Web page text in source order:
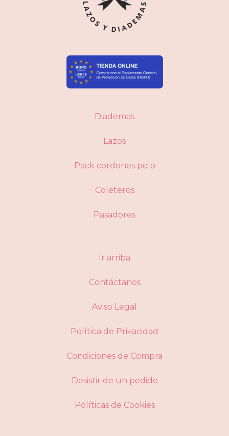
Diademas
Lazos
Pack cordones pelo
Coleteros
Pasadores
Ir arriba
Contáctanos
Aviso Legal
Política de Privacidad
Condiciones de Compra
Desistir de un pedido
Políticas de Cookies